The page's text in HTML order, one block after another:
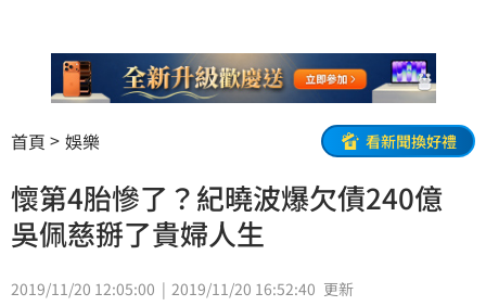
首頁 娛樂 看新聞換好禮
懷第4胎慘了？紀曉波爆欠債240億
吳佩慈掰了貴婦人生
2019/11/20 12:05:00 2019/11/20 16:52:40 更新